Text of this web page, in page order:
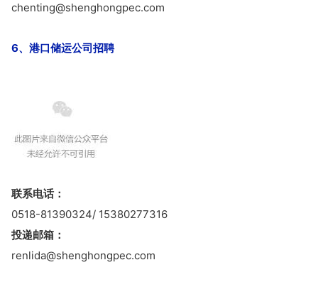
chenting@shenghongpec.com
6、港口储运公司招聘
联系电话：
0518-81390324/ 15380277316
投递邮箱：
renlida@shenghongpec.com